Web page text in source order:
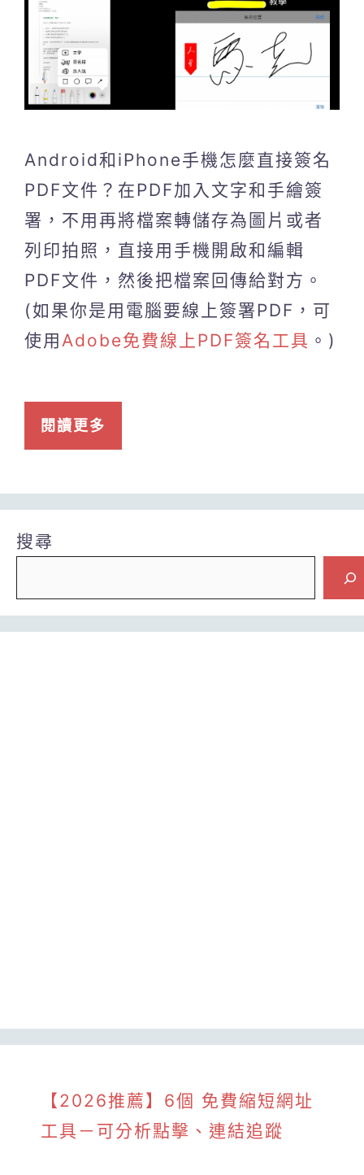
Android和iPhone手機怎麼直接簽名
PDF文件？在PDF加入文字和手繪簽
署，不用再將檔案轉儲存為圖片或者
列印拍照，直接用手機開啟和編輯
PDF文件，然後把檔案回傳給對方。
(如果你是用電腦要線上簽署PDF，可
使用 Adobe免費線上PDF簽名工具 。)
閱讀更多
搜尋
【2026推薦】6個 免費縮短網址
工具－可分析點擊、連結追蹤